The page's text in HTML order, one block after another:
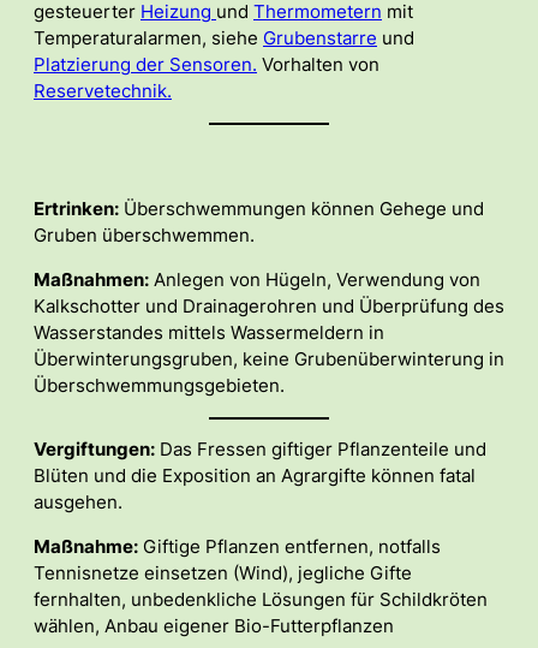
gesteuerter Heizung und Thermometern mit
Temperaturalarmen, siehe Grubenstarre und
Platzierung der Sensoren. Vorhalten von
Reservetechnik.
Ertrinken: Überschwemmungen können Gehege und
Gruben überschwemmen.
Maßnahmen: Anlegen von Hügeln, Verwendung von
Kalkschotter und Drainagerohren und Überprüfung des
Wasserstandes mittels Wassermeldern in
Überwinterungsgruben, keine Grubenüberwinterung in
Überschwemmungsgebieten.
Vergiftungen: Das Fressen giftiger Pflanzenteile und
Blüten und die Exposition an Agrargifte können fatal
ausgehen.
Maßnahme: Giftige Pflanzen entfernen, notfalls
Tennisnetze einsetzen (Wind), jegliche Gifte
fernhalten, unbedenkliche Lösungen für Schildkröten
wählen, Anbau eigener Bio-Futterpflanzen